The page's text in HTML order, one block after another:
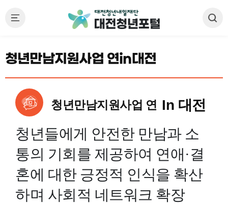
청년만남지원사업 연in대전
청년만남지원사업 연 In 대전
청년들에게 안전한 만남과 소
통의 기회를 제공하여 연애·결
혼에 대한 긍정적 인식을 확산
하며 사회적 네트워크 확장